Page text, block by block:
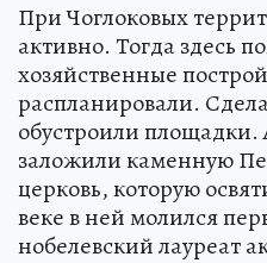
При Чоглоковых
активно. Тогда здесь
хозяйственные
распланировали.
обустроили площадки.
заложили каменную
церковь, которую
веке в ней молился
нобелевский лауреат